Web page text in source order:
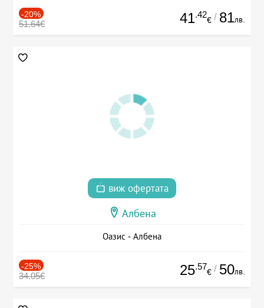
-20%
51.64€ 41.42
€ / 81лв.
виж офертата
Албена
Оазис - Албена
-25%
34.05€ 25.57
€ / 50лв.